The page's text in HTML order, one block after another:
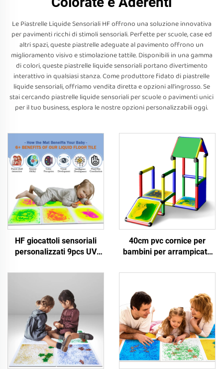
Le Piastrelle Liquide Sensoriali HF offrono una soluzione innovativa
per pavimenti ricchi di stimoli sensoriali. Perfette per scuole, case ed
altri spazi, queste piastrelle adeguate al pavimento offrono un
miglioramento visivo e stimolazione tattile. Disponibili in una gamma
di colori, queste piastrelle liquide sensoriali portano divertimento
interattivo in qualsiasi stanza. Come produttore fidato di piastrelle
liquide sensoriali, offriamo vendita diretta e opzioni all'ingrosso. Se
stai cercando piastrelle liquide sensoriali per scuole o pavimenti unici
per il tuo business, esplora le nostre opzioni personalizzabili oggi.
HF giocattoli sensoriali
personalizzati 9pcs UV
di pavimento sensoriali
liquido pad per bambini
autismo inquietanti
40cm pvc cornice per
bambini per arrampicata
estrusione sicuri affidabili
per pavimenti per 0-14
anni